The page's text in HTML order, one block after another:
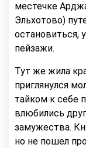
местечке
Эльхотово)
остановиться,
пейзажи.
Тут же жила
приглянулся
тайком к себе
влюбились
замужества.
но не пошел